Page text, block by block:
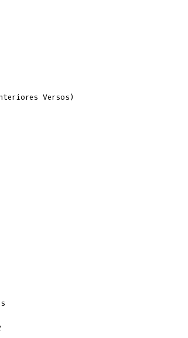
Versos)